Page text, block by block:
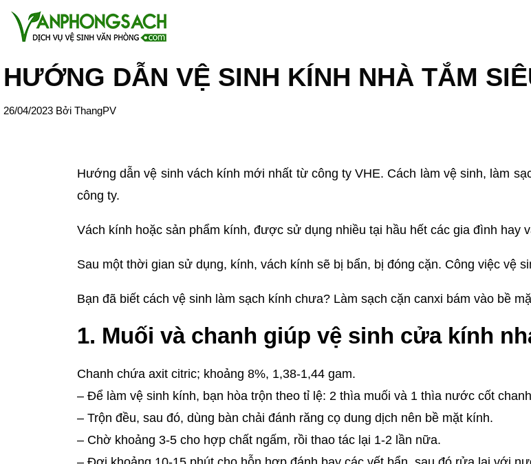
HƯỚNG DẪN VỆ SINH KÍNH NHÀ TẮM
26/04/2023 Bởi ThangPV
Hướng dẫn vệ sinh vách kính mới nhất từ công ty VHE. Cách làm vệ sinh, làm
công ty.
Vách kính hoặc sản phẩm kính, được sử dụng nhiều tại hầu hết các gia đình hay
Sau một thời gian sử dụng, kính, vách kính sẽ bị bẩn, bị đóng cặn. Công việc vệ
Bạn đã biết cách vệ sinh làm sạch kính chưa? Làm sạch cặn canxi bám vào bề
1. Muối và chanh giúp vệ sinh cửa kính
Chanh chứa axit citric; khoảng 8%, 1,38-1,44 gam.
– Để làm vệ sinh kính, bạn hòa trộn theo tỉ lệ: 2 thìa muối và 1 thìa nước cốt
– Trộn đều, sau đó, dùng bàn chải đánh răng cọ dung dịch nên bề mặt kính.
– Chờ khoảng 3-5 cho hợp chất ngấm, rồi thao tác lại 1-2 lần nữa.